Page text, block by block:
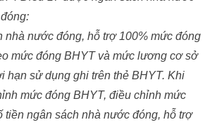
nhà nước đóng, hỗ trợ 100% mức đóng
mức đóng BHYT và mức lương cơ sở
hạn sử dụng ghi trên thẻ BHYT. Khi
mức đóng BHYT, điều chỉnh mức
tiền ngân sách nhà nước đóng, hỗ trợ